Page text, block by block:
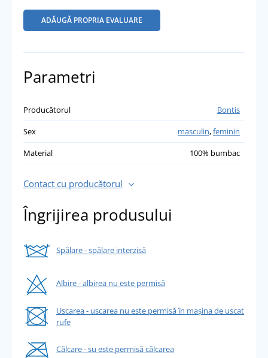
ADĂUGĂ PROPRIA EVALUARE
Parametri
Producătorul
Bontis
Sex
masculin,feminin
Material
100% bumbac
Contact cu producătorul
Îngrijirea produsului
Spălare - spălare interzisă
Albire - albirea nu este permisă
Uscarea - uscarea nu este permisă în mașina de uscat
rufe
Călcare - su este permisă călcarea